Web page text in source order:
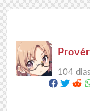
104 dias